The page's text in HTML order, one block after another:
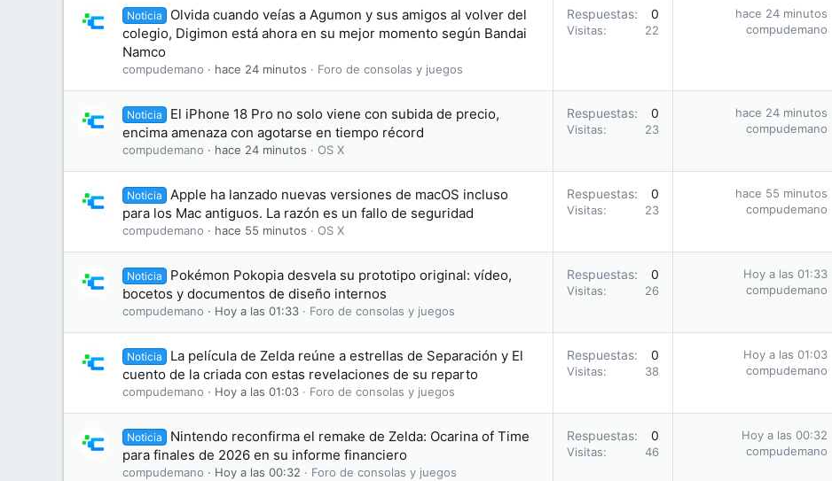
Noticia
Olvida cuando veías a Agumon y sus amigos al volver del
colegio, Digimon está ahora en su mejor momento según Bandai
Namco
compudemano hace 24 minutos Foro de consolas y juegos
Respuestas 0
Visitas 22
hace 24 minutos
compudemano
Noticia
El iPhone 18 Pro no solo viene con subida de precio,
encima amenaza con agotarse en tiempo récord
compudemano hace 24 minutos OS X
Respuestas 0
Visitas 23
hace 24 minutos
compudemano
Noticia
Apple ha lanzado nuevas versiones de macOS incluso
para los Mac antiguos. La razón es un fallo de seguridad
compudemano hace 55 minutos OS X
Respuestas 0
Visitas 23
hace 55 minutos
compudemano
Noticia
Pokémon Pokopia desvela su prototipo original: vídeo,
bocetos y documentos de diseño internos
compudemano Hoy a las 01:33 Foro de consolas y juegos
Respuestas 0
Visitas 26
Hoy a las 01:33
compudemano
Noticia
La película de Zelda reúne a estrellas de Separación y El
cuento de la criada con estas revelaciones de su reparto
compudemano Hoy a las 01:03 Foro de consolas y juegos
Respuestas 0
Visitas 38
Hoy a las 01:03
compudemano
Noticia
Nintendo reconfirma el remake de Zelda: Ocarina of Time
para finales de 2026 en su informe financiero
compudemano Hoy a las 00:32 Foro de consolas y juegos
Respuestas 0
Visitas 46
Hoy a las 00:32
compudemano